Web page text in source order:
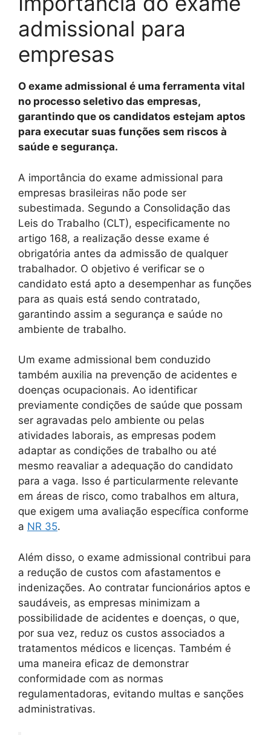
admissional para
empresas
O exame admissional é uma ferramenta vital
no processo seletivo das empresas,
garantindo que os candidatos estejam aptos
para executar suas funções sem riscos à
saúde e segurança.
A importância do exame admissional para
empresas brasileiras não pode ser
subestimada. Segundo a Consolidação das
Leis do Trabalho (CLT), especificamente no
artigo 168, a realização desse exame é
obrigatória antes da admissão de qualquer
trabalhador. O objetivo é verificar se o
candidato está apto a desempenhar as funções
para as quais está sendo contratado,
garantindo assim a segurança e saúde no
ambiente de trabalho.
Um exame admissional bem conduzido
também auxilia na prevenção de acidentes e
doenças ocupacionais. Ao identificar
previamente condições de saúde que possam
ser agravadas pelo ambiente ou pelas
atividades laborais, as empresas podem
adaptar as condições de trabalho ou até
mesmo reavaliar a adequação do candidato
para a vaga. Isso é particularmente relevante
em áreas de risco, como trabalhos em altura,
que exigem uma avaliação específica conforme
a NR 35.
Além disso, o exame admissional contribui para
a redução de custos com afastamentos e
indenizações. Ao contratar funcionários aptos e
saudáveis, as empresas minimizam a
possibilidade de acidentes e doenças, o que,
por sua vez, reduz os custos associados a
tratamentos médicos e licenças. Também é
uma maneira eficaz de demonstrar
conformidade com as normas
regulamentadoras, evitando multas e sanções
administrativas.